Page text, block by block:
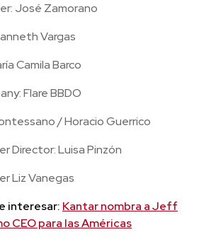
José Zamorano
Vargas
Camila Barco
Flare BBDO
/ Horacio Guerrico
Director: Luisa Pinzón
Liz Vanegas
interesar: Kantar nombra a Jeff
CEO para las Américas